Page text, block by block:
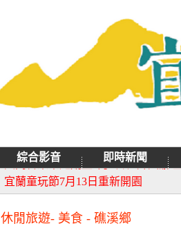
綜合影音 即時新聞
宜蘭童玩節7月13日重新開園
大同音樂祭延期至8月9日禮拜天辦理
休閒旅遊- 美食 - 礁溪鄉